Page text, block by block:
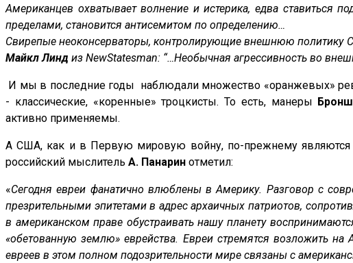
Американцев охватывает волнение и истерика, едва
пределами, становится антисемитом по определению…
Свирепые неоконсерваторы, контролирующие внешнюю политику
Майкл Линд из NewStatesman: “…Необычная агрессивность во
И мы в последние годы наблюдали множество «оранжевых»
- классические, «коренные» троцкисты. То есть, манеры
активно применяемы.
А США, как и в Первую мировую войну, по-прежнему являются
российский мыслитель А. Панарин отметил:
«Сегодня евреи фанатично влюблены в Америку. Разговор с
презрительными эпитетами в адрес архаичных патриотов,
в американском праве обустраивать нашу планету
«обетованную землю» еврейства. Евреи стремятся возложить
евреев в этом полном подозрительности мире связаны с